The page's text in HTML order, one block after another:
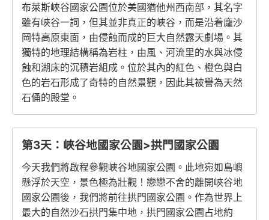
布萊斯峽谷國家公園位於美國猶他州西南部，其名字
雖有峽谷一詞，但其並非真正的峽谷，而是沿着龐沙
岡特高原東面，由侵蝕而成的巨大自然露天劇場。其
獨特的地理結構稱為岩柱，由風、河流里的水與冰侵
蝕和湖床的沉積岩組成。位於其內的紅色、橙色與白
色的岩石形成了奇特的自然景觀，因此其被譽為天然
石俑的殿堂。
第3天：峽谷地國家公園>拱門國家公園
今天我們將啟程參觀峽谷地國家公園。此地宛如島嶼
懸浮於天空，景色極為壯觀！戀戀不舍的離開峽谷地
國家公園後，我們將前往拱門國家公園。作為世界上
最大的自然沙石拱門集中地，拱門國家公園占地約